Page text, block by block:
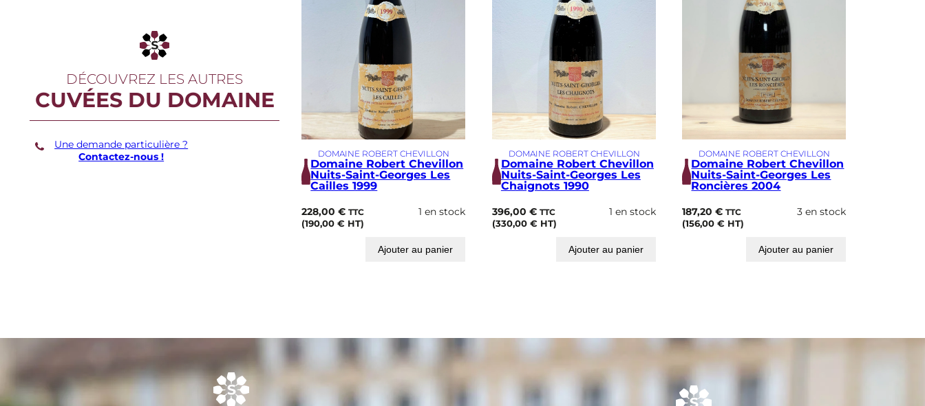
C
a
i
g
n
s
0
DÉCOUVREZ LES AUTRES
CUVÉES DU DOMAINE
Une demande particulière ?
Contactez-nous !
DOMAINE ROBERT CHEVILLON
Domaine Robert Chevillon
Nuits-Saint-Georges Les
Cailles 1999
228,00€ TTC
(190,00€ HT)
1 en stock
Ajouter au panier
DOMAINE ROBERT CHEVILLON
Domaine Robert Chevillon
Nuits-Saint-Georges Les
Chaignots 1990
396,00 € TTC
(330,00 €HT)
1 en stock
Ajouter au panier
DOMAINE ROBERT CHEVILLON
Domaine Robert Chevillon
Nuits-Saint-Georges Les
Roncières 2004
187,20€ TTC
(156,00€ HT)
3 en stock
Ajouter au panier